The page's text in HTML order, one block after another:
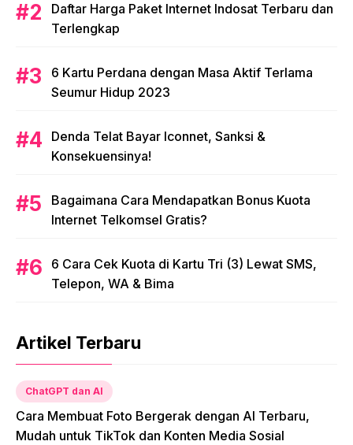
Daftar Harga Paket Internet Indosat Terbaru dan
Terlengkap
6 Kartu Perdana dengan Masa Aktif Terlama
Seumur Hidup 2023
Denda Telat Bayar Iconnet, Sanksi &
Konsekuensinya!
Bagaimana Cara Mendapatkan Bonus Kuota
Internet Telkomsel Gratis?
6 Cara Cek Kuota di Kartu Tri (3) Lewat SMS,
Telepon, WA & Bima
Artikel Terbaru
ChatGPT dan AI
Cara Membuat Foto Bergerak dengan AI Terbaru,
Mudah untuk TikTok dan Konten Media Sosial